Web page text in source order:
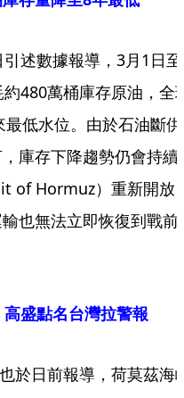
述數據報導，3月1日
480萬桶庫存原油，全
低水位。由於石油斷供
庫存下降趨勢仍會持續
of Hormuz）重新開放
也無法立即恢復到戰前
盛點名台灣拉警報
於日前報導，荷莫茲海